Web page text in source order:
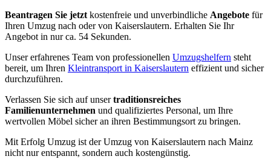
Beantragen Sie jetzt kostenfreie und unverbindliche Angebote für
Ihren Umzug nach oder von Kaiserslautern. Erhalten Sie Ihr
Angebot in nur ca. 54 Sekunden.
Unser erfahrenes Team von professionellen Umzugshelfern steht
bereit, um Ihren Kleintransport in Kaiserslautern effizient und sicher
durchzuführen.
Verlassen Sie sich auf unsertraditionsreiches
Familienunternehmen und qualifiziertes Personal, um Ihre
wertvollen Möbel sicher an ihren Bestimmungsort zu bringen.
Mit Erfolg Umzug ist der Umzug von Kaiserslautern nach Mainz
nicht nur entspannt, sondern auch kostengünstig.